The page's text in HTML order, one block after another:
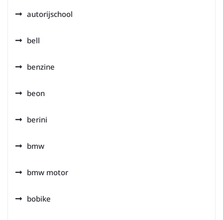
autorijschool
bell
benzine
beon
berini
bmw
bmw motor
bobike